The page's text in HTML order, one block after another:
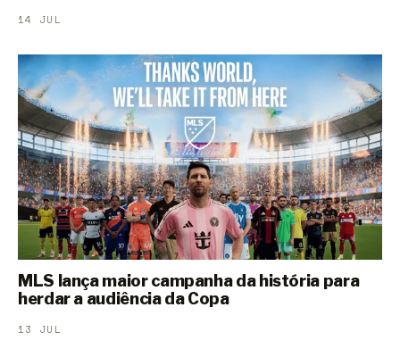
14 JUL
MLS lança maior campanha da história para
herdar a audiência da Copa
13 JUL